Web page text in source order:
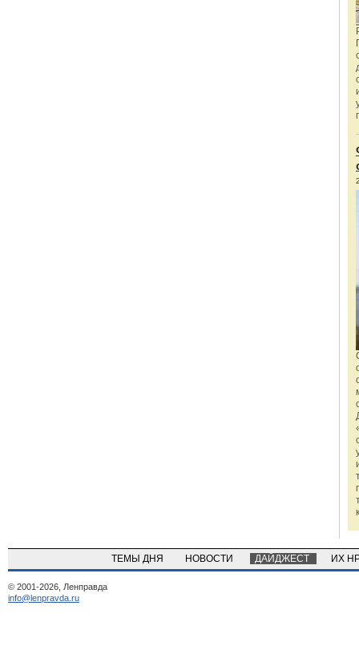
ТЕМЫ ДНЯ НОВОСТИ ДАЙДЖЕСТ ИХ
© 2001-2026, Ленправда
info@lenpravda.ru